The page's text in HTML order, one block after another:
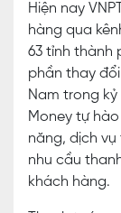
Hiện nay
hàng qua
63 tỉnh thành
phần thay
Nam trong kỷ
Money tự
năng, dịch
nhu cầu
khách hàng.